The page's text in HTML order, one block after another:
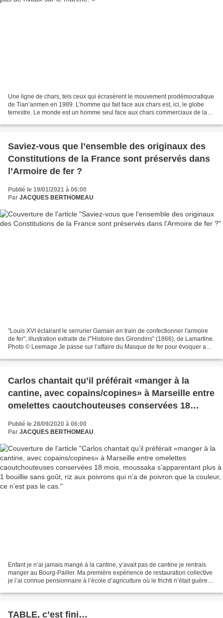
Une ligne de chars, tels ceux qui écrasèrent le mouvement prodémocratique
de Tian’anmen en 1989. L’homme qui fait face aux chars est, ici, le globe
terrestre. Le monde est un homme seul face aux chars commerciaux de la
Saviez-vous que l’ensemble des originaux des
Constitutions de la France sont préservés dans
l’Armoire de fer ?
Publié le 19/01/2021 à 06:00
Par JACQUES BERTHOMEAU
"Louis XVI éclairant le serrurier Gamain en train de confectionner l'armoire
de fer", illustration extraite de l'"Histoire des Girondins" (1866), de Lamartine.
Photo © Leemage Je passe sur l’affaire du Masque de fer pour évoquer au
Carlos chantait qu’il préférait «manger à la
cantine, avec copains/copines» à Marseille entre
omelettes caoutchouteuses conservées 18
sans goût, riz aux poivrons qui n’a de poivron
Publié le 28/09/2020 à 06:00
Par JACQUES BERTHOMEAU
Enfant je n’ai jamais mangé à la cantine, y’avait pas de cantine je rentrais
manger au Bourg-Pailler. Ma première expérience de restauration collective
je l’ai connue pensionnaire à l’école d’agriculture où le frichti n’était guère
TABLE, c’est fini…